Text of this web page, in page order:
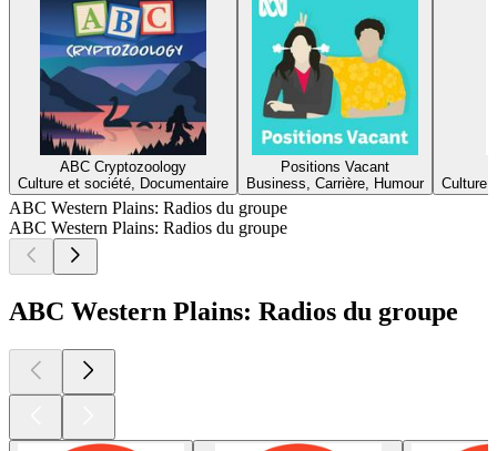
ABC Cryptozoology
Culture et société, Documentaire
Positions Vacant
Business, Carrière, Humour
Culture
ABC Western Plains: Radios du groupe
ABC Western Plains: Radios du groupe
ABC Western Plains: Radios du groupe